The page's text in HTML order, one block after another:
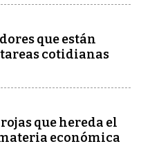
que están
cotidianas
que hereda el
económica